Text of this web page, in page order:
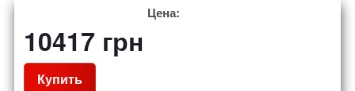
Цена:
10417 грн
Купить